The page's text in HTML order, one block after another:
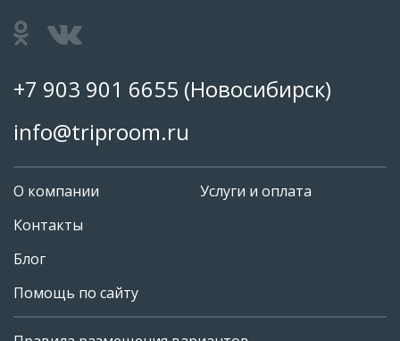
+7 903 901 6655 (Новосибирск)
info@triproom.ru
О компании
Контакты
Блог
Помощь по сайту
Услуги и оплата